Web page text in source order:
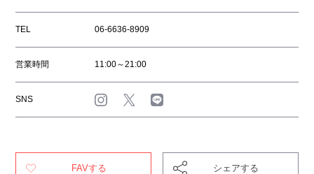
TEL 06-6636-8909
営業時間 11:00～21:00
SNS
FAVする シェアする